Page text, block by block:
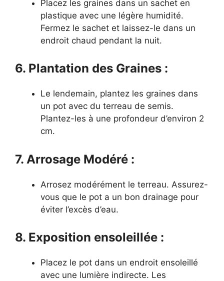
Placez les graines dans un sachet en
plastique avec une légère humidité.
Fermez le sachet et laissez-le dans un
endroit chaud pendant la nuit.
6. Plantation des Graines :
Le lendemain, plantez les graines dans
un pot avec du terreau de semis.
Plantez-les à une profondeur d’environ 2
cm.
7. Arrosage Modéré :
Arrosez modérément le terreau. Assurez-
vous que le pot a un bon drainage pour
éviter l’excès d’eau.
8. Exposition ensoleillée :
Placez le pot dans un endroit ensoleillé
avec une lumière indirecte. Les